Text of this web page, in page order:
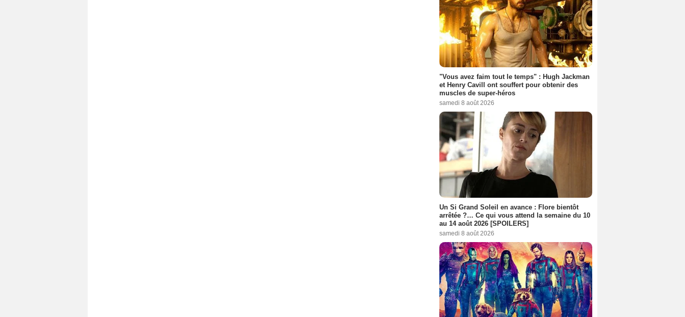
"Vous avez faim tout le temps" : Hugh Jackman
et Henry Cavill ont souffert pour obtenir des
muscles de super-héros
samedi 8 août 2026
Un Si Grand Soleil en avance : Flore bientôt
arrêtée ?… Ce qui vous attend la semaine du 10
au 14 août 2026 [SPOILERS]
samedi 8 août 2026